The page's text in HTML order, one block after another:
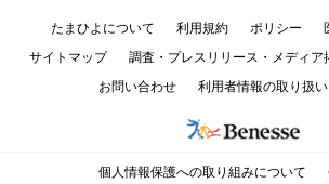
たまひよについて 利用規約 ポリシー
サイトマップ
調査・プレスリリース・メディア
お問い合わせ
利用者情報の取り扱
個人情報保護への取り組みについて